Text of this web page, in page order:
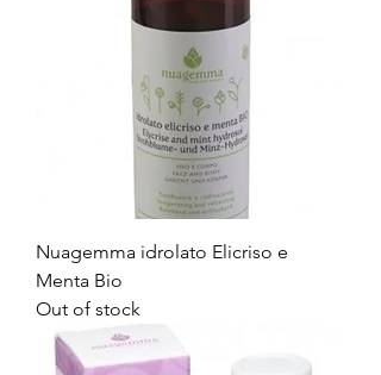
Nuagemma idrolato Elicriso e
Menta Bio
Out of stock